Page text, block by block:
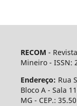
RECOM -
Mineiro - ISSN:
Endereço: Rua
Bloco A - Sala
MG - CEP.: